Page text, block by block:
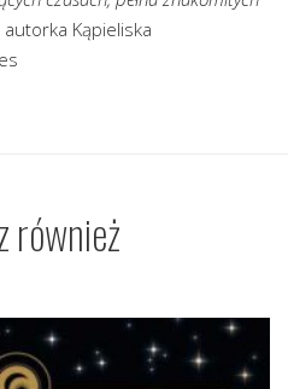
autorka Kąpieliska
również